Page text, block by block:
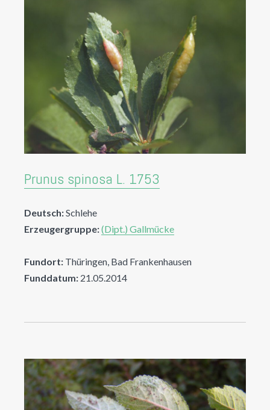
Prunus spinosa L. 1753
Deutsch:Schlehe
Erzeugergruppe:(Dipt.) Gallmücke
Fundort: Thüringen, Bad Frankenhausen
Funddatum: 21.05.2014